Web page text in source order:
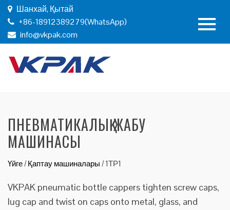
Шанхай, Қытай
+86-18912389279(WhatsApp)
info@vkpak.com
ПНЕВМАТИКАЛЫҚ ЖАБУ
МАШИНАСЫ
Үйге/Қаптау машиналары /1ТР1
VKPAK pneumatic bottle cappers tighten screw caps,
lug cap and twist on caps onto metal, glass, and